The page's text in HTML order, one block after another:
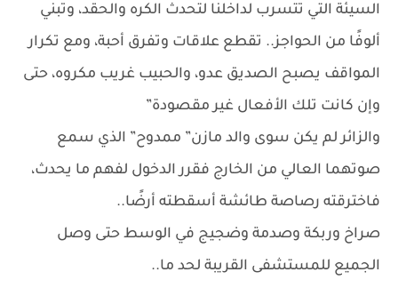
السيئة التي تتسرب لداخلنا لتحدث الكره والحقد، وتبني
ألوفًا من الحواجز.. تقطع علاقات وتفرق أحبة، ومع تكرار
المواقف يصبح الصديق عدو، والحبيب غريب مكروه، حتى
وإن كانت تلك الأفعال غير مقصودة”
والزائر لم يكن سوى والد مازن” ممدوح” الذي سمع
صوتهما العالي من الخارج فقرر الدخول لفهم ما يحدث،
فاخترقته رصاصة طائشة أسقطته أرضًا..
صراخ وربكة وصدمة وضجيج في الوسط حتى وصل
الجميع للمستشفى القريبة لحد ما..